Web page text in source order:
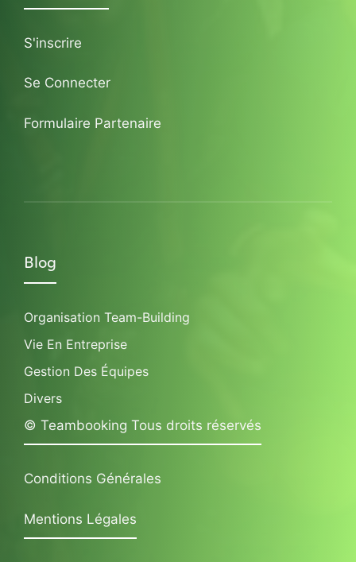
S'inscrire
Se Connecter
Formulaire Partenaire
Blog
Organisation Team-Building
Vie En Entreprise
Gestion Des Équipes
Divers
© Teambooking Tous droits réservés
Conditions Générales
Mentions Légales